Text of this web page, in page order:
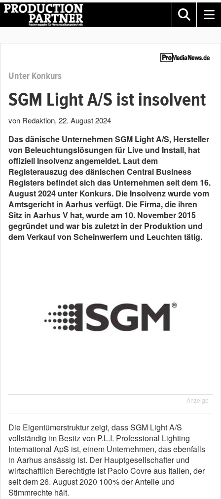
Unter Konkurs
SGM Light A/S ist insolvent
von Redaktion, 22. August 2024
Das dänische Unternehmen SGM Light A/S, Hersteller
von Beleuchtungslösungen für Live und Install, hat
offiziell Insolvenz angemeldet. Laut dem
Registerauszug des dänischen Central Business
Registers befindet sich das Unternehmen seit dem 16.
August 2024 unter Konkurs. Die Insolvenz wurde vom
Amtsgericht in Aarhus verfügt. Die Firma, die ihren
Sitz in Aarhus V hat, wurde am 10. November 2015
gegründet und war bis zuletzt in der Produktion und
dem Verkauf von Scheinwerfern und Leuchten tätig.
Anzeige
Die Eigentümerstruktur zeigt, dass SGM Light A/S
vollständig im Besitz von P.L.I. Professional Lighting
International ApS ist, einem Unternehmen, das ebenfalls
in Aarhus ansässig ist. Der Hauptgesellschafter und
wirtschaftlich Berechtigte ist Paolo Covre aus Italien, der
seit dem 26. August 2020 100% der Anteile und
Stimmrechte hält.